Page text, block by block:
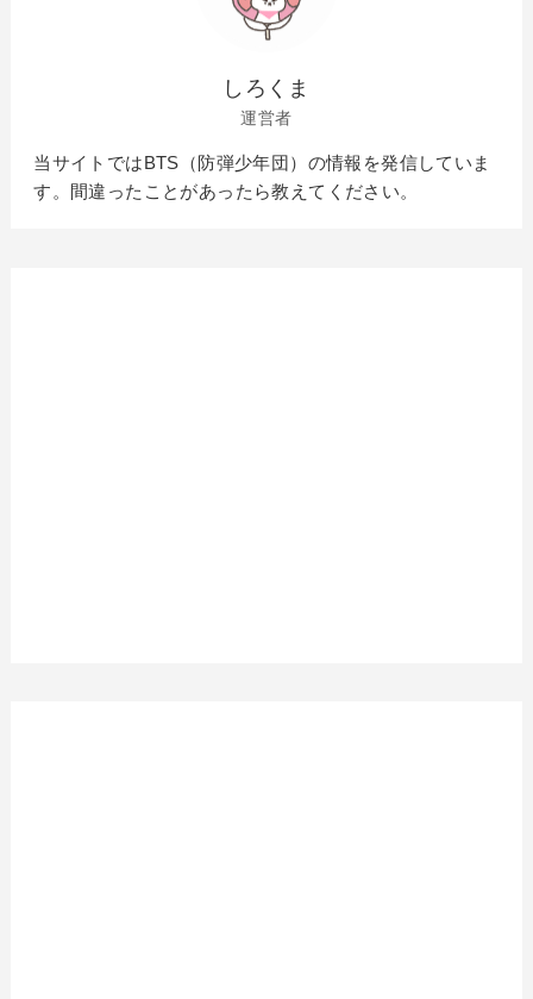
しろくま
運営者
当サイトではBTS（防弾少年団）の情報を発信していま
す。間違ったことがあったら教えてください。